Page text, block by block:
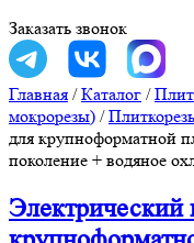
Заказать звонок
Главная /Каталог /
мокрорезы) /
для крупноформатной
поколение + водяное
Электрический